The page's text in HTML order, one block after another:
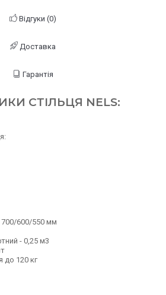
Відгуки (0)
Доставка
Гарантія
СТІЛЬЦЯ NELS:
600/550 мм
- 0,25 м3
до 120 кг